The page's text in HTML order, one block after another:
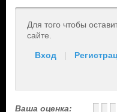
Для того чтобы
сайте.
Вход |
Ваша оценка: